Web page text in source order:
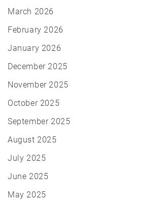
March 2026
February 2026
January 2026
December 2025
November 2025
October 2025
September 2025
August 2025
July 2025
June 2025
May 2025